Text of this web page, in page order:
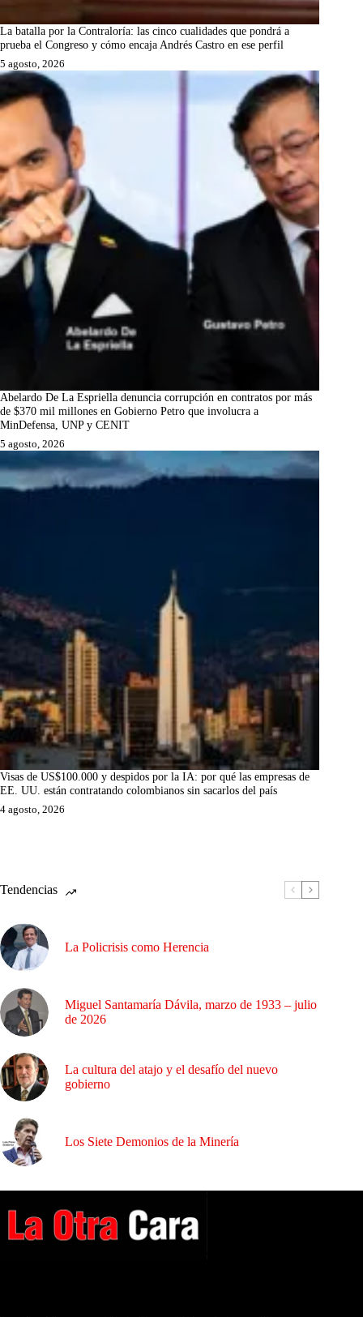
La batalla por la Contraloría: las cinco cualidades que pondrá a
prueba el Congreso y cómo encaja Andrés Castro en ese perfil
5 agosto, 2026
Abelardo De La Espriella denuncia corrupción en contratos por más
de $370 mil millones en Gobierno Petro que involucra a
MinDefensa, UNP y CENIT
5 agosto, 2026
Visas de US$100.000 y despidos por la IA: por qué las empresas de
EE. UU. están contratando colombianos sin sacarlos del país
4 agosto, 2026
Tendencias
La Policrisis como Herencia
Miguel Santamaría Dávila, marzo de 1933 – julio
de 2026
La cultura del atajo y el desafío del nuevo
gobierno
Los Siete Demonios de la Minería